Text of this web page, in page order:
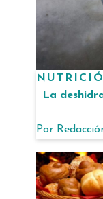
La
Por